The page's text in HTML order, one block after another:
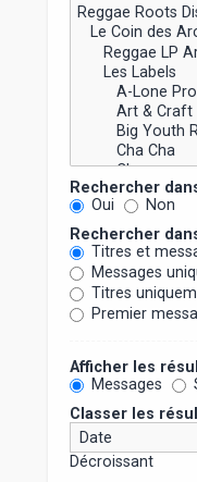
Rechercher
Oui
Non
Rechercher
Titres et
Messages
Titres
Premier
Afficher les
Messages
Classer les
Décroissant